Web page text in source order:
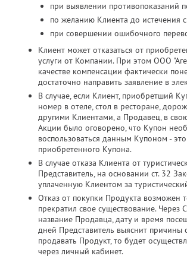
при выявлении противопоказаний
по желанию Клиента до истечения
при совершении ошибочного
Клиент может отказаться от
услуги от Компании. При этом ООО
качестве компенсации фактически
достаточно направить заявление в
В случае, если Клиент, приобретший
номер в отеле, стол в ресторане,
другими Клиентами, а Продавец, в
Акции было оговорено, что Купон
воспользоваться данным Купоном -
приобретенного Купона.
В случае отказа Клиента от
Представитель, на основании ст. 32
уплаченную Клиентом за
Отказ от покупки Продукта возможен
прекратил свое существование.
название Продавца, дату и время
дней Представитель выяснит причины
продавать Продукт, то будет
через личный кабинет.